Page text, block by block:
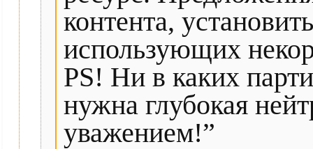
контента,
использующих
PS! Ни в каких
нужна глубокая
уважением!”